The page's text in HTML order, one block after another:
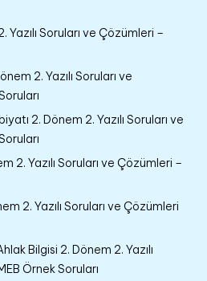
Yazılı Soruları ve Çözümleri –
2. Yazılı Soruları ve
2. Dönem 2. Yazılı Soruları ve
2. Yazılı Soruları ve Çözümleri –
2. Yazılı Soruları ve Çözümleri
Bilgisi 2. Dönem 2. Yazılı
Örnek Soruları